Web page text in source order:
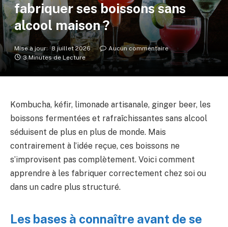
fabriquer ses boissons sans
alcool maison ?
Mise à jour: 8 juillet 2026
Aucun commentaire
3 Minutes de Lecture
Kombucha, kéfir, limonade artisanale, ginger beer, les
boissons fermentées et rafraîchissantes sans alcool
séduisent de plus en plus de monde. Mais
contrairement à l’idée reçue, ces boissons ne
s’improvisent pas complètement. Voici comment
apprendre à les fabriquer correctement chez soi ou
dans un cadre plus structuré.
Les bases à connaître avant de se